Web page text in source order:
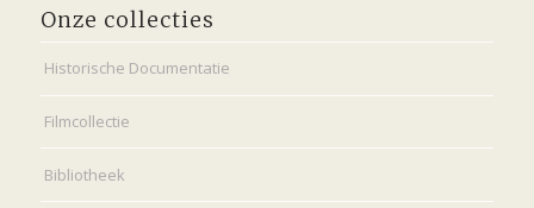
Onze collecties
Historische Documentatie
Filmcollectie
Bibliotheek